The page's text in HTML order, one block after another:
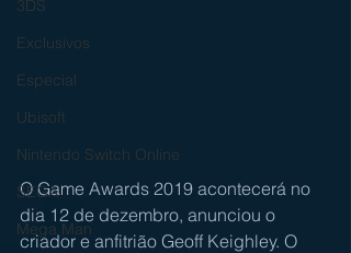
3DS
Exclusivos
Especial
Ubisoft
Nintendo Switch Online
SEGA
Mega Man
O Game Awards 2019 acontecerá no
dia 12 de dezembro, anunciou o
criador e anfitrião Geoff Keighley. O